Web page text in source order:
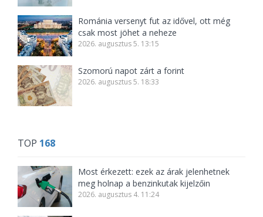
Románia versenyt fut az idővel, ott még
csak most jöhet a neheze
2026. augusztus 5. 13:15
Szomorú napot zárt a forint
2026. augusztus 5. 18:33
TOP 168
Most érkezett: ezek az árak jelenhetnek
meg holnap a benzinkutak kijelzőin
2026. augusztus 4. 11:24